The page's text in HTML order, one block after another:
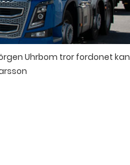
Uhrbom tror fordonet kan